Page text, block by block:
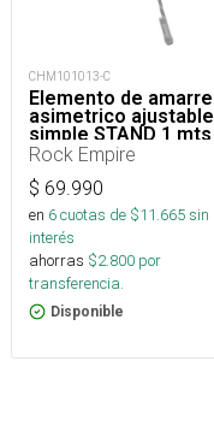
CHM101013-C
Elemento de amarre
asimetrico ajustable
simple STAND 1 mts
Rock Empire
$ 69.990
en 6cuotas de $11.665sin
interés
ahorras $2.800 por
transferencia.
Disponible